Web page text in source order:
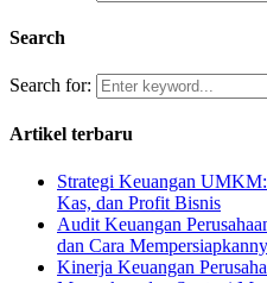
Search
Search for:
Artikel terbaru
Strategi Keuangan
Kas, dan Profit Bisnis
Audit Keuangan
dan Cara
Kinerja Keuangan